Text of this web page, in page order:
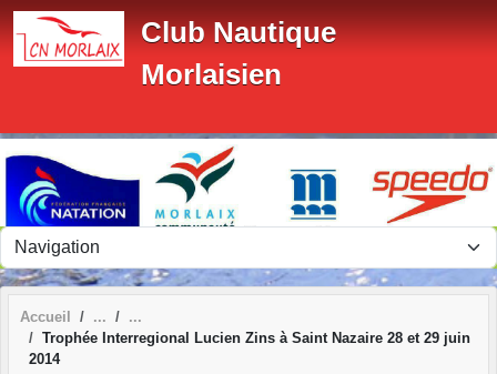
Club Nautique
Morlaisien
Accueil
Trophée Interregional Lucien Zins à Saint Nazaire 28 et 29 juin
2014
Panneau de gestion des cookies